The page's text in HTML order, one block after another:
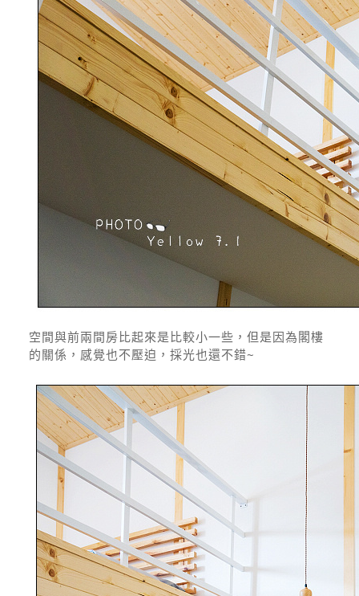
空間與前兩間房比起來是比較小一些，但是因為閣樓
的關係，感覺也不壓迫，採光也還不錯~